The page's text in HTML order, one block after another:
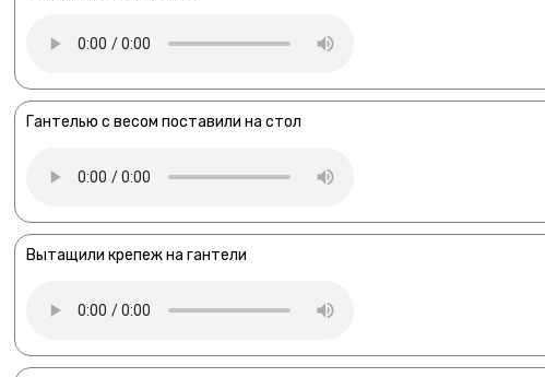
Гантелью с весом поставили на стол
Вытащили крепеж на гантели